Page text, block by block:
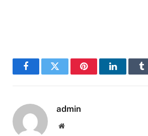
FacebookTwitter PinterestLinkedIn
admin
Website